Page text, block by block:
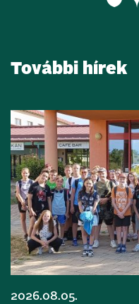
További hírek
2026.08.05.